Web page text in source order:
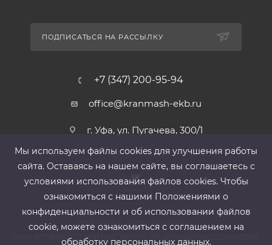
ПОДПИСАТЬСЯ НА РАССЫЛКУ
+7 (347) 200-95-94
office@kranmash-ekb.ru
г. Уфа, ул. Пугачева, 300/1
2013-2026 ©ООО «КранМаш»
ИНН 6678080212, КПП 667801001 ,Р/с 40702810302500019939,
Мы используем файлы cооkies для улучшения работы
сайта. Оставаясь на нашем сайте, вы соглашаетесь с
условиями использования файлов cооkies. Чтобы
ознакомиться с нашими Положениями о
конфиденциальности и об использовании файлов
cookie, можете ознакомиться с соглашением на
обработку персональных данных.